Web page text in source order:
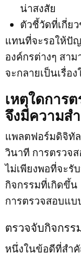
น่าสงสัย
ตัวชี้วัดที่เกี่ย
แทนที่จะรอให้ปั
องค์กรต่างๆ สา
จะกลายเป็นเรื่อ
เหตุใดการ
จึงมีความส
แพลตฟอร์มดิจิทั
วินาที การตรวจส
ไม่เพียงพอที่จะรั
กิจกรรมที่เกิดขึ้น
การตรวจสอบแบ
ตรวจจับกิจกรร
หนึ่งในข้อดีที่สำ